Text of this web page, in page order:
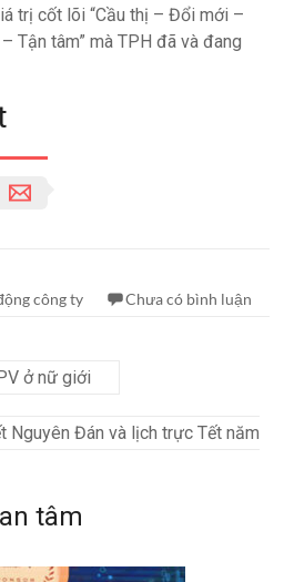
trị cốt lõi “Cầu thị – Đổi mới –
Tận tâm” mà TPH đã và đang
công ty Chưa có bình luận
ở nữ giới
Nguyên Đán và lịch trực Tết năm
tâm